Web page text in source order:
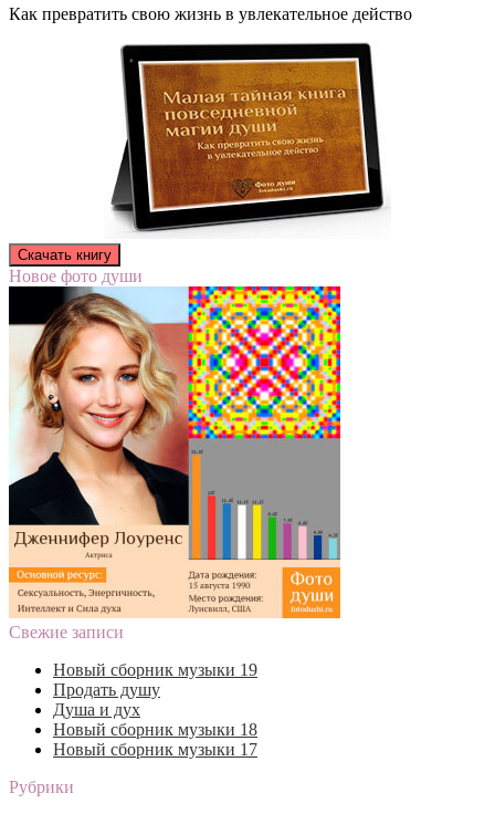
Как превратить свою жизнь в увлекательное действо
Новое фото души
Свежие записи
Новый сборник музыки 19
Продать душу
Душа и дух
Новый сборник музыки 18
Новый сборник музыки 17
Рубрики